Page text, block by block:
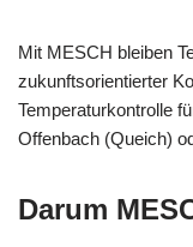
Mit MESCH bleiben
zukunftsorientierter
Temperaturkontrolle
Offenbach (Queich)
Darum